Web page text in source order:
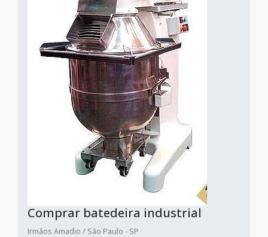
Comprar batedeira industrial
Irmãos Amadio / São Paulo - SP